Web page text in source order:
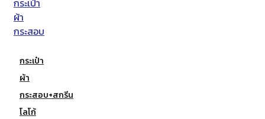
กระเป๋า
ผ้า
กระสอบ+สกรีน
โลโก้